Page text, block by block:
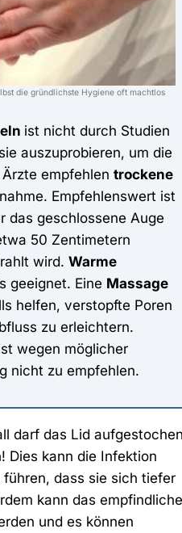
die gründlichste Hygiene oft machtlos
ist nicht durch Studien
auszuprobieren, um die
empfehlen trockene
Empfehlenswert ist
das geschlossene Auge
50 Zentimetern
wird. Warme
geeignet. Eine Massage
helfen, verstopfte Poren
zu erleichtern.
wegen möglicher
nicht zu empfehlen.
darf das Lid
Dies kann die Infektion
dass sie sich tiefer
kann das empfindliche
und es können